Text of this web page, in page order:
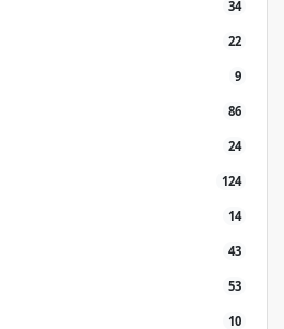
34
22
9
86
24
124
14
43
53
10